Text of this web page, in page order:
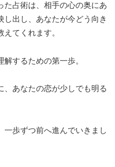
た占術は、相手の心の奥にあ
し出し、あなたが今どう向き
てくれます。
するための第一歩。
、あなたの恋が少しでも明る
一歩ずつ前へ進んでいきまし